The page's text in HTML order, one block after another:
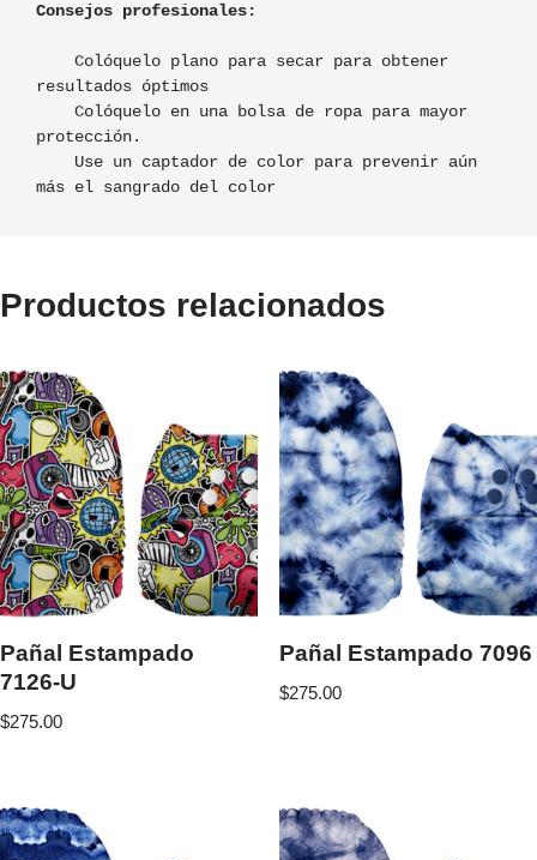
Consejos profesionales:
resultados óptimos
protección.
más el sangrado del color
Productos relacionados
Pañal Estampado
7126-U
$275.00
Pañal Estampado 7096
$275.00